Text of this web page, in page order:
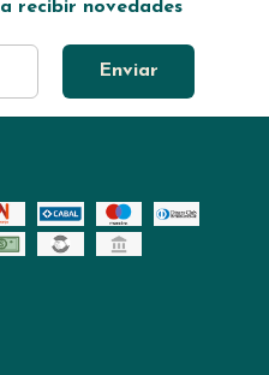
recibir novedades
Enviar